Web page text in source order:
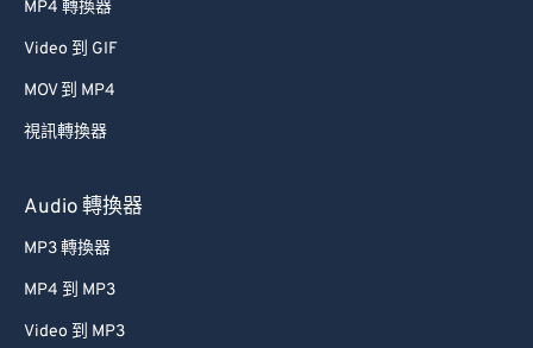
MP4 轉換器
Video 到 GIF
MOV 到 MP4
視訊轉換器
Audio 轉換器
MP3 轉換器
MP4 到 MP3
Video 到 MP3